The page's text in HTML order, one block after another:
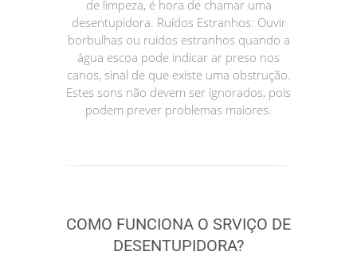
de limpeza, é hora de chamar uma
desentupidora. Ruídos Estranhos: Ouvir
borbulhas ou ruídos estranhos quando a
água escoa pode indicar ar preso nos
canos, sinal de que existe uma obstrução.
Estes sons não devem ser ignorados, pois
podem prever problemas maiores.
COMO FUNCIONA O SRVIÇO DE
DESENTUPIDORA?